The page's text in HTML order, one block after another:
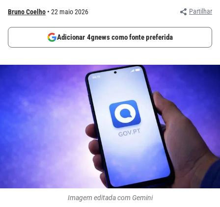
Bruno Coelho 22 maio 2026 Partilhar
Adicionar 4gnews como fonte preferida
Imagem editada com Gemini